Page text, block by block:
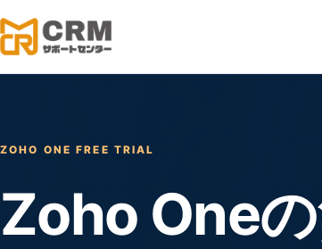
ZOHO ONE FREE TRIAL
Zoho One